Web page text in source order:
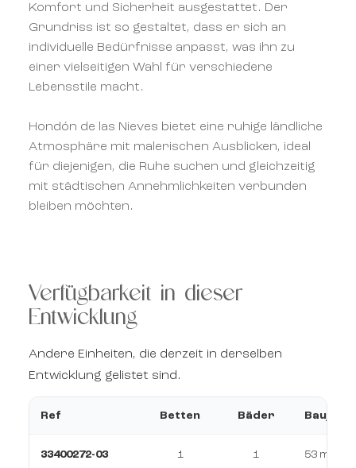
Komfort und Sicherheit ausgestattet. Der
Grundriss ist so gestaltet, dass er sich an
individuelle Bedürfnisse anpasst, was ihn zu
einer vielseitigen Wahl für verschiedene
Lebensstile macht.
Hondón de las Nieves bietet eine ruhige ländliche
Atmosphäre mit malerischen Ausblicken, ideal
für diejenigen, die Ruhe suchen und gleichzeitig
mit städtischen Annehmlichkeiten verbunden
bleiben möchten.
Verfügbarkeit in dieser
Entwicklung
Andere Einheiten, die derzeit in derselben
Entwicklung gelistet sind.
Ref Betten Bäder Baujahr
33400272-03 1 1 53 m²